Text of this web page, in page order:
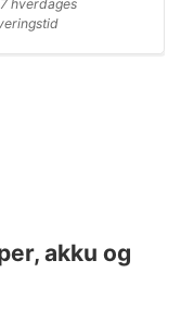
hverdages
akku og